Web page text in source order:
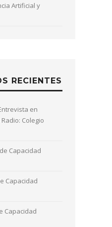
Artificial y
RECIENTES
en
Colegio
Capacidad
Capacidad
Capacidad